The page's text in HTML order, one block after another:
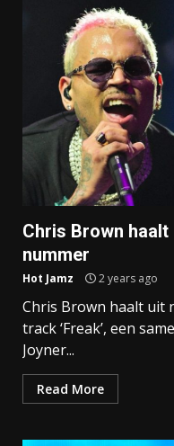
Chris Brown
nummer
Hot Jamz 2 years ago
Chris Brown haalt uit
track ‘Freak’, een
Joyner...
Read More